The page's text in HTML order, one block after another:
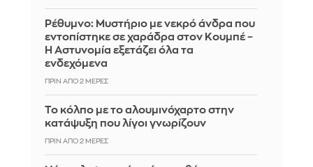
Ρέθυμνο: Μυστήριο με νεκρό άνδρα που
εντοπίστηκε σε χαράδρα στον Κουμπέ –
Η Αστυνομία εξετάζει όλα τα
ενδεχόμενα
ΠΡΙΝ ΑΠΌ 2 ΜΈΡΕΣ
Το κόλπο με το αλουμινόχαρτο στην
κατάψυξη που λίγοι γνωρίζουν
ΠΡΙΝ ΑΠΌ 2 ΜΈΡΕΣ